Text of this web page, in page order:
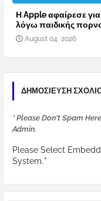
Η Apple αφαίρεσε
λόγω παιδικής
August 04, 2026
ΔΗΜΟΣΊΕΥΣΗ
* Please Don't Spam
Admin.
Please Select
System.*